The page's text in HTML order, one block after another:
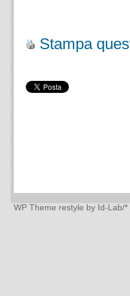
Stampa
WP Theme restyle by Id-Lab/*